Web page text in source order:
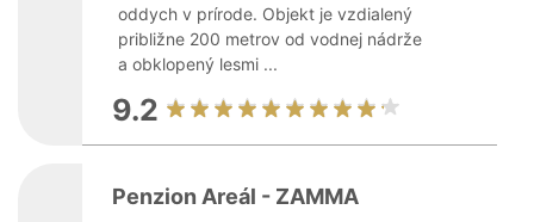
oddych v prírode. Objekt je vzdialený
približne 200 metrov od vodnej nádrže
a obklopený lesmi ...
9.2
Penzion Areál - ZAMMA